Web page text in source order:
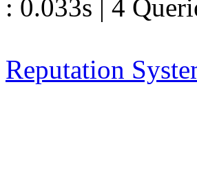
: 0.033s | 4
Reputation